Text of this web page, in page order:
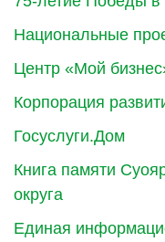
Национальные
Центр «Мой
Корпорация
Госуслуги.Дом
Книга памяти
округа
Единая